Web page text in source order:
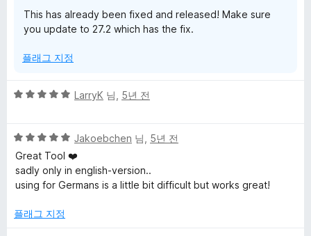
This has already been fixed and released! Make sure
you update to 27.2 which has the fix.
플래그 지정
5
점
에
5
점
LarryK 님, 5년 전
5
점
만
점
5
Jakoebchen 님, 5년 전
Great Tool ❤️
sadly only in english-version..
using for Germans is a little bit difficult but works great!
플래그 지정